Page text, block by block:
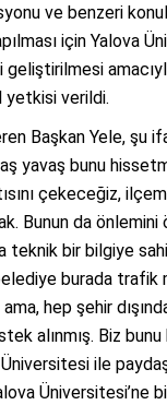
ve benzeri
için Yalova
verildi.
Başkan Yele, şu
yavaş bunu
çekeceğiz,
Bunun da önlemini
teknik bir bilgiye
burada trafik
hep şehir
alınmış. Biz bunu
ile
Üniversitesi’ne